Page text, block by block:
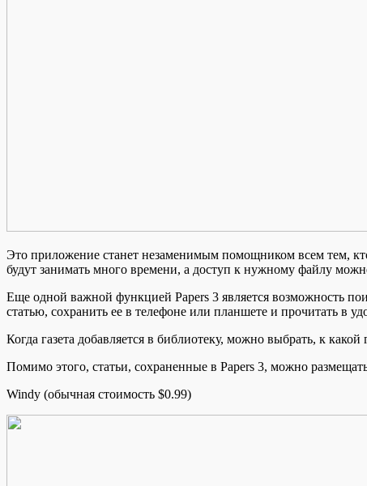
Это приложение станет незаменимым помощником всем тем,
будут занимать много времени, а доступ к нужному файлу
Еще одной важной функцией Papers 3 является возможность
статью, сохранить ее в телефоне или планшете и прочитать в
Когда газета добавляется в библиотеку, можно выбрать, к
Помимо этого, статьи, сохраненные в Papers 3, можно
Windy (обычная стоимость $0.99)